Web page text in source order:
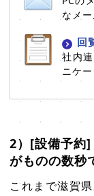
なメ
回
社内
ニケ
2）[設備予約]
がものの数秒
これまで滋賀